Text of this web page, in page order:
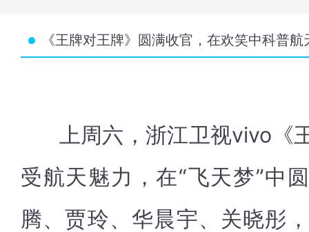
《王牌对王牌》圆满收官，在欢笑中科普航
上周六，浙江卫视vivo《
受航天魅力，在“飞天梦”中
腾、贾玲、华晨宇、关晓彤